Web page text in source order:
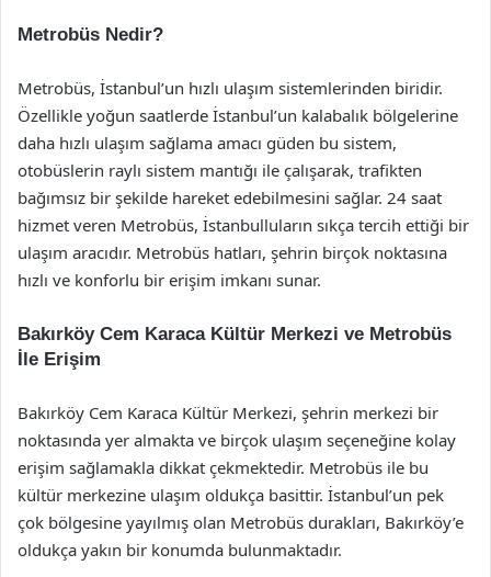
Metrobüs Nedir?
Metrobüs, İstanbul’un hızlı ulaşım sistemlerinden biridir.
Özellikle yoğun saatlerde İstanbul’un kalabalık bölgelerine
daha hızlı ulaşım sağlama amacı güden bu sistem,
otobüslerin raylı sistem mantığı ile çalışarak, trafikten
bağımsız bir şekilde hareket edebilmesini sağlar. 24 saat
hizmet veren Metrobüs, İstanbulluların sıkça tercih ettiği bir
ulaşım aracıdır. Metrobüs hatları, şehrin birçok noktasına
hızlı ve konforlu bir erişim imkanı sunar.
Bakırköy Cem Karaca Kültür Merkezi ve Metrobüs
İle Erişim
Bakırköy Cem Karaca Kültür Merkezi, şehrin merkezi bir
noktasında yer almakta ve birçok ulaşım seçeneğine kolay
erişim sağlamakla dikkat çekmektedir. Metrobüs ile bu
kültür merkezine ulaşım oldukça basittir. İstanbul’un pek
çok bölgesine yayılmış olan Metrobüs durakları, Bakırköy’e
oldukça yakın bir konumda bulunmaktadır.